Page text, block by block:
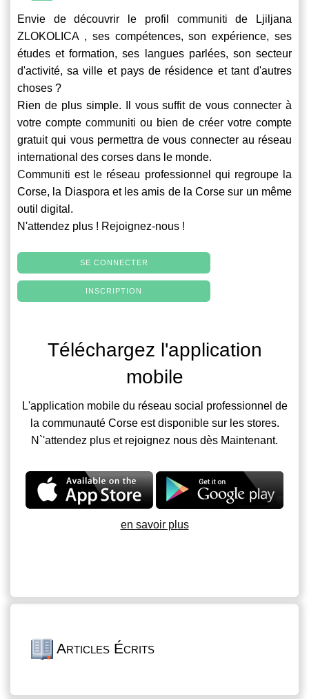
Envie de découvrir le profil communiti de Ljiljana
ZLOKOLICA , ses compétences, son expérience, ses
études et formation, ses langues parlées, son secteur
d'activité, sa ville et pays de résidence et tant d'autres
choses ?
Rien de plus simple. Il vous suffit de vous connecter à
votre compte communiti ou bien de créer votre compte
gratuit qui vous permettra de vous connecter au réseau
international des corses dans le monde.
Communiti est le réseau professionnel qui regroupe la
Corse, la Diaspora et les amis de la Corse sur un même
outil digital.
N'attendez plus ! Rejoignez-nous !
SE CONNECTER
INSCRIPTION
Téléchargez l'application
mobile
L'application mobile du réseau social professionnel de
la communauté Corse est disponible sur les stores.
N`'attendez plus et rejoignez nous dès Maintenant.
en savoir plus
Articles Écrits